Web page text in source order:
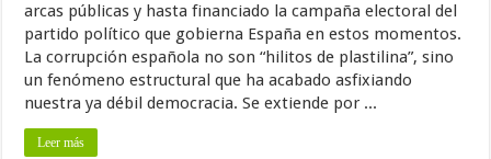
arcas públicas y hasta financiado la campaña electoral del
partido político que gobierna España en estos momentos.
La corrupción española no son “hilitos de plastilina”, sino
un fenómeno estructural que ha acabado asfixiando
nuestra ya débil democracia. Se extiende por ...
Leer más